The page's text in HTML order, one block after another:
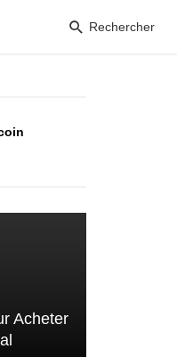
Rechercher
Acheter